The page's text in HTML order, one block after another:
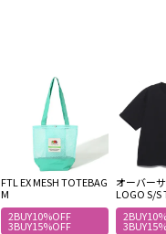
FTL EX MESH TOTEBAG
M
2BUY10%OFF
3BUY15%OFF
オーバー
LOGO S/S